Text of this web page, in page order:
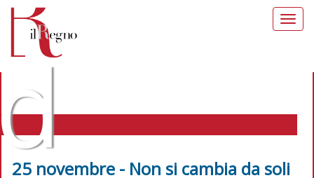
25 novembre - Non si cambia da soli